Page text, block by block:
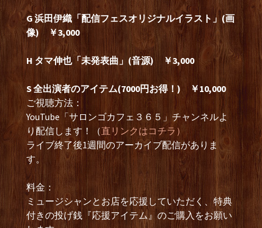
G 浜田伊織「配信フェスオリジナルイラスト」(画
像) ￥3,000
H タマ伸也「未発表曲」(音源) ￥3,000
S 全出演者のアイテム(7000円お得！) ￥10,000
ご視聴方法：
YouTube「サロンゴカフェ３６５」チャンネルよ
り配信します！（直リンクはコチラ）
ライブ終了後1週間のアーカイブ配信がありま
す。
料金：
ミュージシャンとお店を応援していただく、特典
付きの投げ銭『応援アイテム』のご購入をお願い